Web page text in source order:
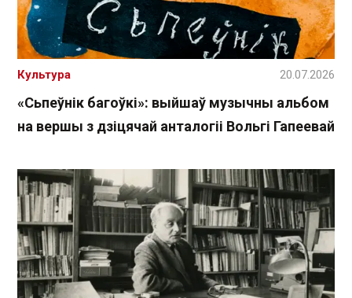
«Сьпеўнік багоўкі»: выйшаў музычны альбом
на вершы з дзіцячай анталогіі Вольгі Гапеевай
Культура 20.07.2026